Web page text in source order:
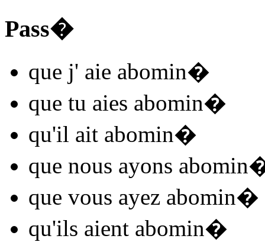
Pass�
que j' aie abomin�
que tu aies abomin�
qu'il ait abomin�
que nous ayons abomin
que vous ayez abomin�
qu'ils aient abomin�